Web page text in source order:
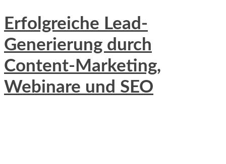
Erfolgreiche Lead-
Generierung durch
Content-Marketing,
Webinare und SEO